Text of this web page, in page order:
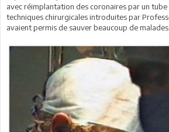
avec réimplantation des coronaires par un tube
techniques chirurgicales introduites par
avaient permis de sauver beaucoup de malades.